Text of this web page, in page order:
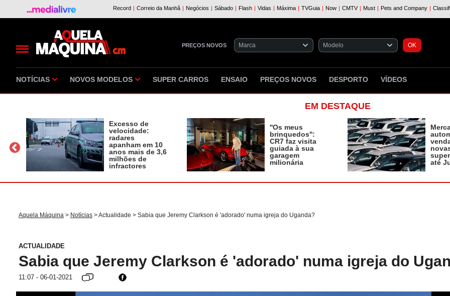
PREÇOS NOVOS
NOTÍCIAS NOVOS MODELOS SUPER CARROS ENSAIO PREÇOS NOVOS DESPORTO VÍDEOS
EM DESTAQUE
Excesso de
velocidade:
radares
apanham em 10
anos mais de 3,6
milhões de
infractores
''Os meus
brinquedos'':
CR7 faz visita
guiada à sua
garagem
milionária
até
Aquela Máquina > Notícias >Actualidade > Sabia que Jeremy Clarkson é 'adorado' numa igreja do Uganda?
ACTUALIDADE
Sabia que Jeremy Clarkson é 'adorado' numa igreja do
11:07 - 06-01-2021